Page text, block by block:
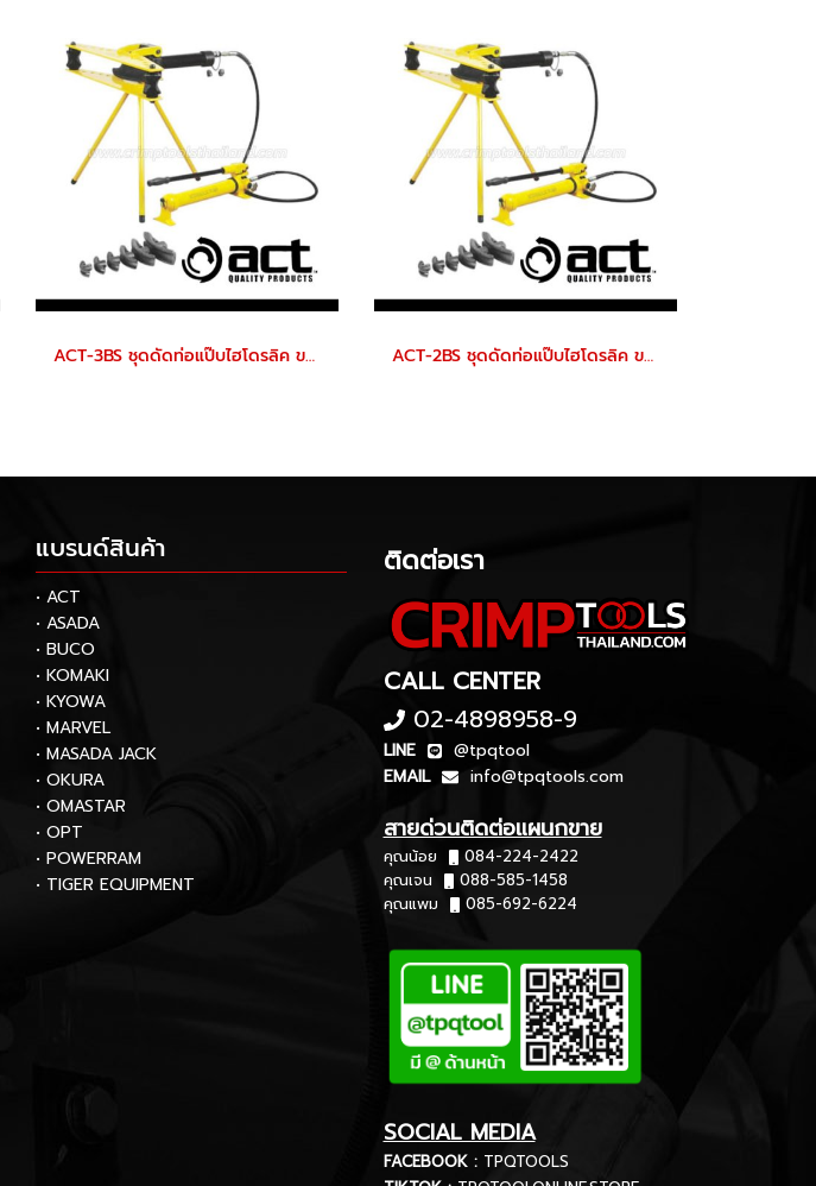
ACT-3BS ชุดดัดท่อแป๊บไฮโดรลิค ขนาด 1/2"-3"นิ้ว พร้อมปั๊มโยก+ลูกดัดท่อ (ครบชุด) "ACT" ACT-2BS ชุดดัดท่อแป๊บไฮโดรลิค ขนาด 1/2"-2"นิ้ว พร้อมปั๊มโยก+ลูกดัดท่อ (ครบชุด) "ACT"
แบรนด์สินค้า
• ACT
• ASADA
• BUCO
• KOMAKI
• KYOWA
• MARVEL
• MASADA JACK
• OKURA
• OMASTAR
• OPT
• POWERRAM
• TIGER EQUIPMENT
ติดต่อเรา
CALL CENTER
02-4898958-9
LINE
@tpqtool
EMAIL
info@tpqtools.com
สายด่วนติดต่อแผนกขาย
คุณน้อย
084-224-2422
คุณเจน
088-585-1458
คุณแพม
085-692-6224
SOCIAL MEDIA
FACEBOOK : TPQTOOLS